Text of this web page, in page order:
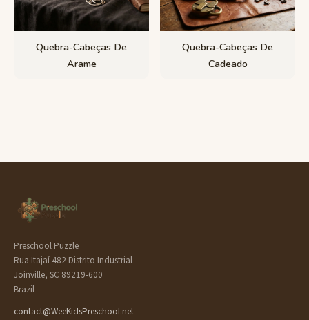
Quebra-Cabeças De
Arame
Quebra-Cabeças De
Cadeado
Preschool Puzzle
Rua Itajaí 482 Distrito Industrial
Joinville, SC 89219-600
Brazil
contact@WeeKidsPreschool.net